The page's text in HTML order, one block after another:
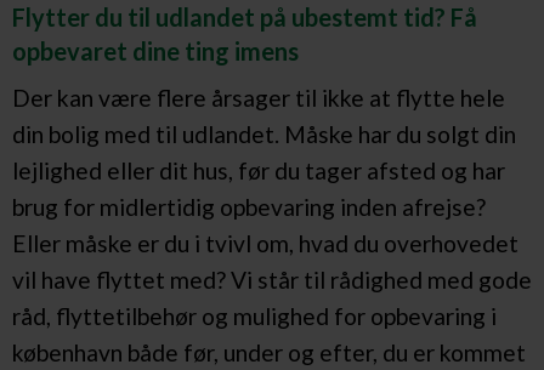
Flytter du til udlandet på ubestemt tid? Få
opbevaret dine ting imens
Der kan være flere årsager til ikke at flytte hele
din bolig med til udlandet. Måske har du solgt din
lejlighed eller dit hus, før du tager afsted og har
brug for midlertidig opbevaring inden afrejse?
Eller måske er du i tvivl om, hvad du overhovedet
vil have flyttet med? Vi står til rådighed med gode
råd, flyttetilbehør og mulighed for opbevaring i
københavn både før, under og efter, du er kommet